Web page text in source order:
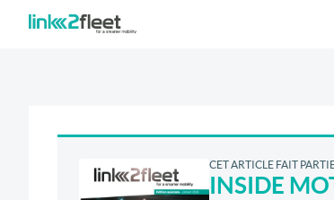
CET ARTICLE FAIT
INSIDE